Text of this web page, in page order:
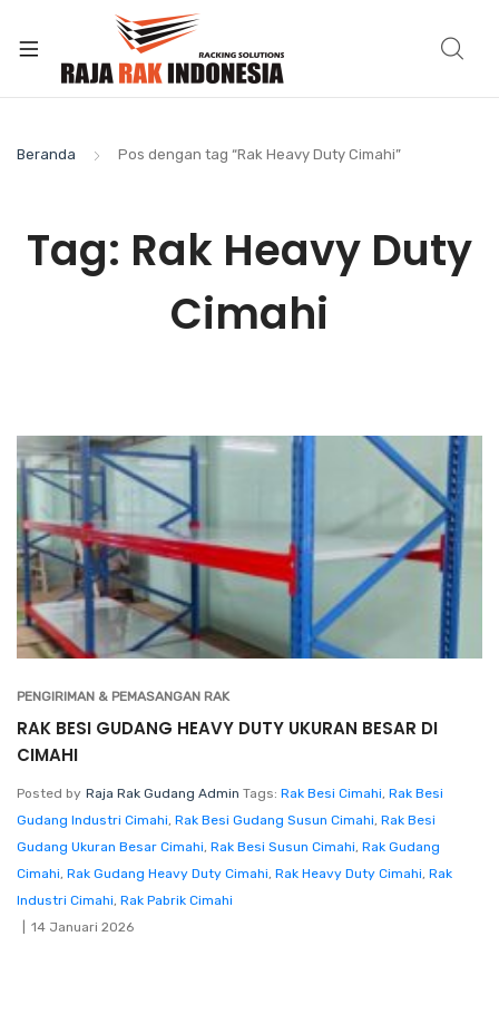
Beranda Pos dengan tag “Rak Heavy Duty Cimahi”
Tag: Rak Heavy Duty
Cimahi
PENGIRIMAN & PEMASANGAN RAK
RAK BESI GUDANG HEAVY DUTY UKURAN BESAR DI
CIMAHI
Posted by Raja Rak Gudang Admin Tags: Rak Besi Cimahi, Rak Besi
Gudang Industri Cimahi, Rak Besi Gudang Susun Cimahi, Rak Besi
Gudang Ukuran Besar Cimahi, Rak Besi Susun Cimahi, Rak Gudang
Cimahi, Rak Gudang Heavy Duty Cimahi, Rak Heavy Duty Cimahi, Rak
Industri Cimahi, Rak Pabrik Cimahi
14 Januari 2026